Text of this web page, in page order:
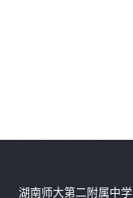
湖南师大第二附属中学